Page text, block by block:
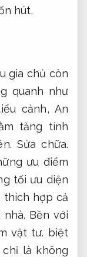
hút.
gia chủ còn
quanh như
cảnh, An
tăng tính
Sửa chữa.
ưu điểm
tối ưu diện
thích hợp cả
nhà. Bền với
vật tư. biệt
là không